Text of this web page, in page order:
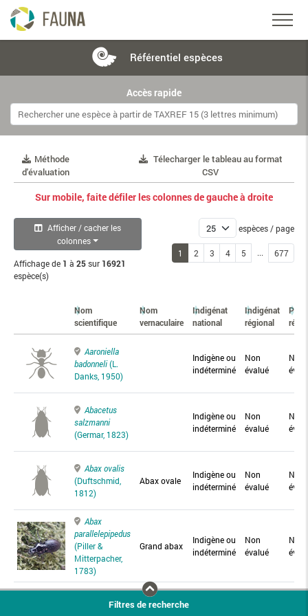
Référentiel espèces
Accès rapide
Méthode
d'évaluation
Télecharger le tableau au format
CSV
Sur mobile, faite défiler les colonnes de gauche à droite
Afficher / cacher les
colonnes
Affichage de 1 à 25sur 16921
espèce(s)
espèces / page
1 2 3 4 5 ... 677
Nom
scientifique
Nom
vernaculaire
Indigénat
national
Indigénat
régional
Aaroniella
badonneli(L.
Danks, 1950)
Indigène ou
indéterminé
Non
évalué
Non
Abacetus
salzmanni
(Germar, 1823)
Indigène ou
indéterminé
Non
évalué
Non
Abax ovalis
(Duftschmid,
1812)
Abax ovale
Indigène ou
indéterminé
Non
évalué
Non
Abax
parallelepipedus
(Piller &
Mitterpacher,
1783)
Grand abax
Indigène ou
indéterminé
Non
évalué
Non
Abax
Abax
Filtres de recherche